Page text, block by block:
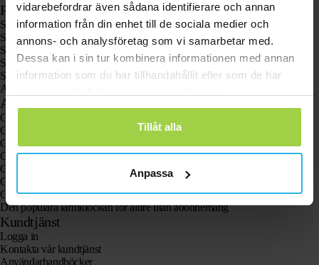
vidarebefordrar även sådana identifierare och annan
information från din enhet till de sociala medier och
annons- och analysföretag som vi samarbetar med.
Dessa kan i sin tur kombinera informationen med annan
information som du har tillhandahållit eller som de har
Tillåt alla
Anpassa
Produkter
Spotter GPS-spårare X10
Spotter Senior GPS-klocka
Spotter GPS-klocka Explorer
Spotter GPS-klocka för barn
Spotter CatX
Animal Spotter
Användningsområden
GPS-spårare
GPS-spårare för barn
GPS-klockor för barn
GPS-spårare för katter
GPS-spårare för hundar
GPS-spårare för äldre med larmknapp
GPS-spårare vid demens och Alzheimers sjukdom
Den populära larmklockan för äldre utan abonnemang
Kundtjänst
Logga in
Kontakta vår kundtjänst
Användarhandböcker